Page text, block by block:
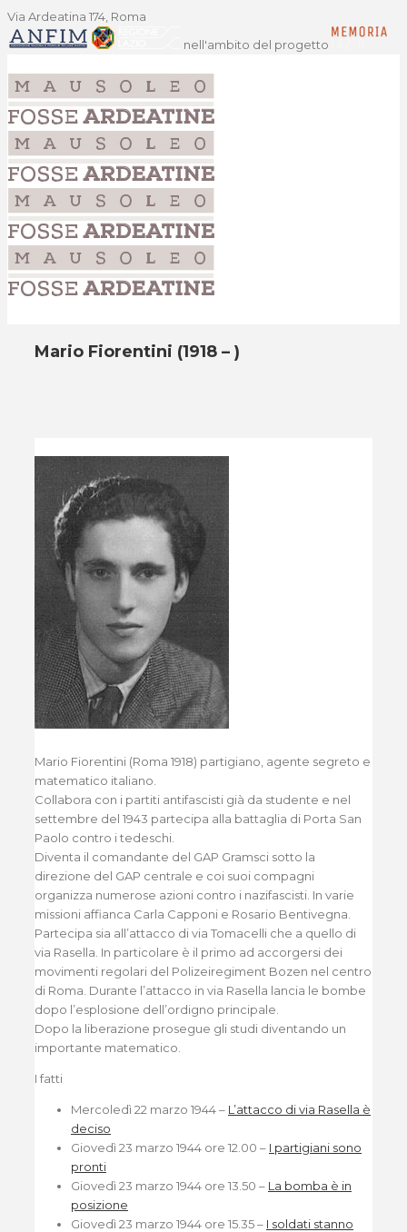
Via Ardeatina 174, Roma
nell'ambito del progetto
Mario Fiorentini (1918 – )
Mario Fiorentini (Roma 1918) partigiano, agente segreto e
matematico italiano.
Collabora con i partiti antifascisti già da studente e nel
settembre del 1943 partecipa alla battaglia di Porta San
Paolo contro i tedeschi.
Diventa il comandante del GAP Gramsci sotto la
direzione del GAP centrale e coi suoi compagni
organizza numerose azioni contro i nazifascisti. In varie
missioni affianca Carla Capponi e Rosario Bentivegna.
Partecipa sia all’attacco di via Tomacelli che a quello di
via Rasella. In particolare è il primo ad accorgersi dei
movimenti regolari del Polizeiregiment Bozen nel centro
di Roma. Durante l’attacco in via Rasella lancia le bombe
dopo l’esplosione dell’ordigno principale.
Dopo la liberazione prosegue gli studi diventando un
importante matematico.
I fatti
Mercoledì 22 marzo 1944 – L’attacco di via Rasella è
deciso
Giovedì 23 marzo 1944 ore 12.00 – I partigiani sono
pronti
Giovedì 23 marzo 1944 ore 13.50 – La bomba è in
posizione
Giovedì 23 marzo 1944 ore 15.35 – I soldati stanno